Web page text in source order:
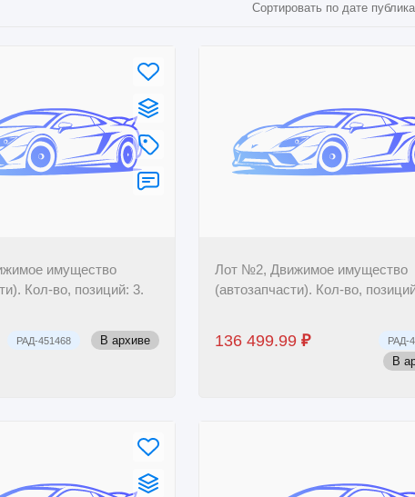
Сортировать по дате
имущество
Кол-во, позиций: 3.
РАД-451468 В архиве
Лот №2, Движимое имущество
(автозапчасти). Кол-во,
136 499.99 ₽ РАД-
В